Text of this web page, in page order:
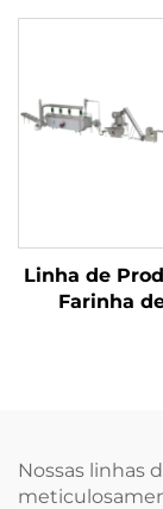
Linha de
Farinha
Nossas linhas